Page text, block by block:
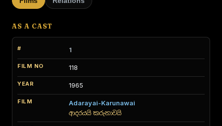
AS A CAST
1
118
1965
Adarayai-Karunawai
ආදරයයි කරුනාවයි